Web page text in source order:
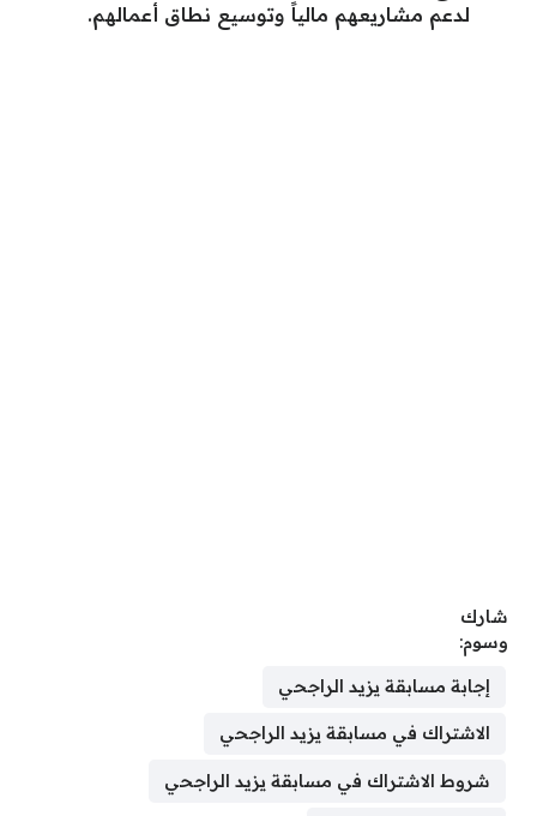
لدعم مشاريعهم مالياً وتوسيع نطاق أعمالهم.
شارك
وسوم:
إجابة مسابقة يزيد الراجحي
الاشتراك في مسابقة يزيد الراجحي
شروط الاشتراك في مسابقة يزيد الراجحي